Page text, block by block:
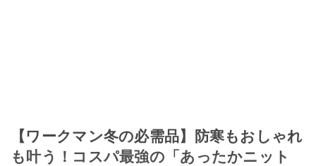
【ワークマン冬の必需品】防寒もおしゃれ
も叶う！コスパ最強の「あったかニット